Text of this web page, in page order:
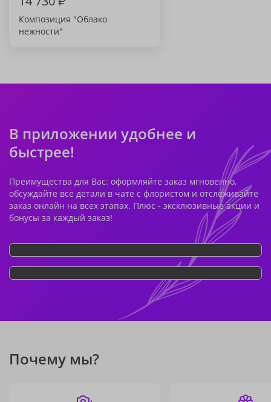
Композиция "Облако
нежности"
В приложении удобнее и
быстрее!
Преимущества для Вас: оформляйте заказ мгновенно,
обсуждайте все детали в чате с флористом и отслеживайте
заказ онлайн на всех этапах. Плюс - эксклюзивные акции и
бонусы за каждый заказ!
Почему мы?